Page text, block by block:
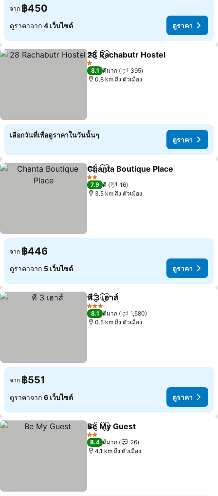
จาก ฿450
ดูราคาจาก 4 เว็บไซต์ ดูราคา
แชร์ เพิ่มในรายการโปรด
28 Rachabutr Hostel
1 ดาว
8.1 ดีมาก
395
0.8 km ถึง ตัวเมือง
เลือกวันที่เพื่อดูราคาในวันนั้นๆ
ดูราคา
แชร์ เพิ่มในรายการโปรด
Chanta Boutique Place
2 ดาว
7.9 ดี
16
3.5 km ถึง ตัวเมือง
จาก ฿446
ดูราคาจาก 5 เว็บไซต์ ดูราคา
แชร์ เพิ่มในรายการโปรด
ที 3 เฮาส์
3 ดาว
8.1 ดีมาก
1,580
0.5 km ถึง ตัวเมือง
จาก ฿551
ดูราคาจาก 6 เว็บไซต์ ดูราคา
แชร์ เพิ่มในรายการโปรด
Be My Guest
2 ดาว
8.4 ดีมาก
26
4.1 km ถึง ตัวเมือง